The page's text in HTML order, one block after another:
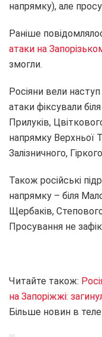
напрямку), але
Раніше
атаки на
змогли.
Росіяни вели
атаки фіксували
Прилуків,
напрямку Верхньої
Залізничного,
Також російські
напрямку – біля
Щербаків,
Просування не
Читайте також:
на Запоріжжі:
Більше новин в